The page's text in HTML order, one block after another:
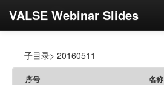
VALSE Webinar Slides
子目录> 20160511
序号 名称